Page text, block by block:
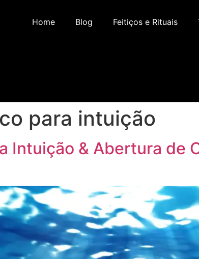
Home Blog Feitiços e Rituais
para intuição
Intuição & Abertura de